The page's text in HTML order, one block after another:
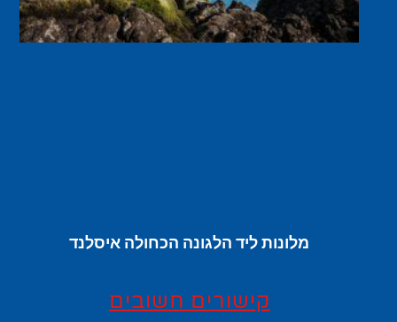
מלונות ליד הלגונה הכחולה איסלנד
קישורים חשובים